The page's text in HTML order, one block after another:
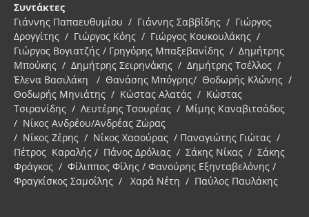
Συντάκτες
Γιάννης Παπαευθυμίου / Γιάννης Σαββίδης / Γιώργος
Δρογγίτης / Γιώργος Κόης / Γιώργος Κουκουλάκης /
Γιώργος Βογιατζής / Γρηγόρης Μπαξεβανίδης / Δημήτρης
Μπούκης / Δημήτρης Σειρηνάκης / Δημήτρης Τσέλλος /
Έλενα Βασιλάκη / Θανάσης Μπόγρης/ Θοδωρής Κλώνης /
Θοδωρής Μηνιάτης / Κώστας Αλατάς / Κώστας
Τσιρανίδης / Λευτέρης Τσουρέας / Μίμης Καναβιτσάδος
/ Νίκος Ανδρέου/Ανδρέας Ζώρας
/ Νίκος Ζέρης / Νίκος Χασούρας / Παναγιώτης Γιώτας /
Πέτρος Καραλής / Πάνος Δρόλιας / Σάκης Νίκας / Σάκης
Φράγκος / Φίλιππος Φίλης / Φανούρης Εξηνταβελόνης /
Φραγκίσκος Σαμοΐλης / Χαρά Νέτη / Παύλος Παυλάκης